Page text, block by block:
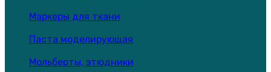
Маркеры для ткани
Паста моделирующая
Мольберты, этюдники